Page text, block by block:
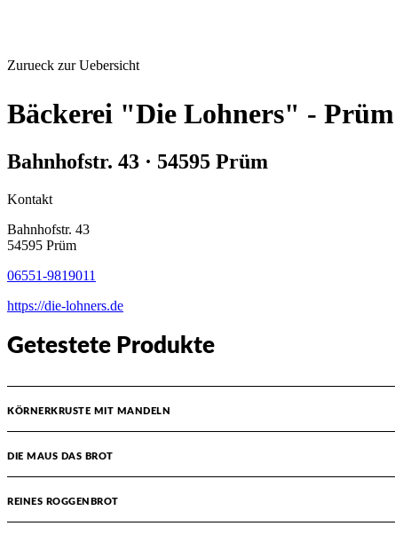
Zurueck zur Uebersicht
Bäckerei "Die Lohners" - Prüm
Bahnhofstr. 43 · 54595 Prüm
Kontakt
Bahnhofstr. 43
54595 Prüm
06551-9819011
https://die-lohners.de
Getestete Produkte
KÖRNERKRUSTE MIT MANDELN
DIE MAUS DAS BROT
REINES ROGGENBROT